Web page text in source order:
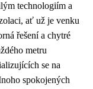
technologiím a
ať už je venku
řešení a chytré
metru
se na
spokojených